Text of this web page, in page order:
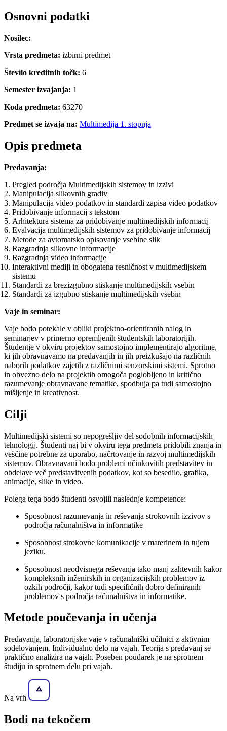
Osnovni podatki
Nosilec:
Vrsta predmeta: izbirni predmet
Število kreditnih točk: 6
Semester izvajanja: 1
Koda predmeta: 63270
Predmet se izvaja na: Multimedija 1. stopnja
Opis predmeta
Predavanja:
Pregled področja Multimedijskih sistemov in izzivi
Manipulacija slikovnih gradiv
Manipulacija video podatkov in standardi zapisa video podatkov
Pridobivanje informacij s tekstom
Arhitektura sistema za pridobivanje multimedijskih informacij
Evalvacija multimedijskih sistemov za pridobivanje informacij
Metode za avtomatsko opisovanje vsebine slik
Razgradnja slikovne informacije
Razgradnja video informacije
Interaktivni mediji in obogatena resničnost v multimedijskem
sistemu
Standardi za brezizgubno stiskanje multimedijskih vsebin
Standardi za izgubno stiskanje multimedijskih vsebin
Vaje in seminar:
Vaje bodo potekale v obliki projektno-orientiranih nalog in
seminarjev v primerno opremljenih študentskih laboratorijih.
Študentje v okviru projektov samostojno implementirajo algoritme,
ki jih obravnavamo na predavanjih in jih preizkušajo na različnih
naborih podatkov zajetih z različnimi senzorskimi sistemi. Sprotno
in obvezno delo na projektih omogoča poglobljeno in kritično
razumevanje obravnavane tematike, spodbuja pa tudi samostojno
mišljenje in kreativnost.
Cilji
Multimedijski sistemi so nepogrešljiv del sodobnih informacijskih
tehnologij. Študenti naj bi v okviru tega predmeta pridobili znanja in
veščine potrebne za uporabo, načrtovanje in razvoj multimedijskih
sistemov. Obravnavani bodo problemi učinkovitih predstavitev in
obdelave več predstavitvenih podatkov, kot so besedilo, grafika,
animacije, slike in video.
Polega tega bodo študenti osvojili naslednje kompetence:
Sposobnost razumevanja in reševanja strokovnih izzivov s
področja računalništva in informatike
Sposobnost strokovne komunikacije v materinem in tujem
jeziku.
Sposobnost neodvisnega reševanja tako manj zahtevnih kakor
kompleksnih inženirskih in organizacijskih problemov iz
ozkih področji, kakor tudi specifičnih dobro definiranih
problemov s področja računalništva in informatike.
Metode poučevanja in učenja
Predavanja, laboratorijske vaje v računalniški učilnici z aktivnim
sodelovanjem. Individualno delo na vajah. Teorija s predavanj se
praktično analizira na vajah. Poseben poudarek je na sprotnem
študiju in sprotnem delu pri vajah.
Na vrh
Bodi na tekočem